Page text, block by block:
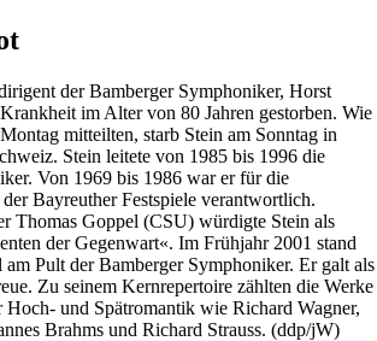
der Bamberger Symphoniker, Horst
im Alter von 80 Jahren gestorben. Wie
mitteilten, starb Stein am Sonntag in
Stein leitete von 1985 bis 1996 die
Von 1969 bis 1986 war er für die
Bayreuther Festspiele verantwortlich.
Thomas Goppel (CSU) würdigte Stein als
der Gegenwart«. Im Frühjahr 2001 stand
am Pult der Bamberger Symphoniker. Er galt als
Zu seinem Kernrepertoire zählten die Werke
und Spätromantik wie Richard Wagner,
Brahms und Richard Strauss. (ddp/jW)